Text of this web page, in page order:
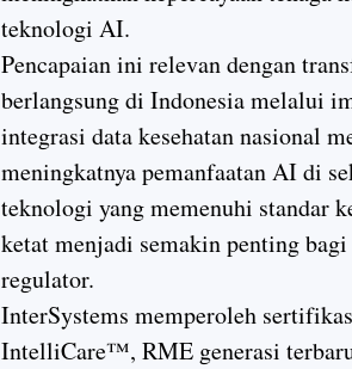
teknologi AI.
Pencapaian ini relevan dengan
berlangsung di Indonesia melalui
integrasi data kesehatan nasional
meningkatnya pemanfaatan AI di
teknologi yang memenuhi standar
ketat menjadi semakin penting bagi
regulator.
InterSystems memperoleh
IntelliCare™, RME generasi